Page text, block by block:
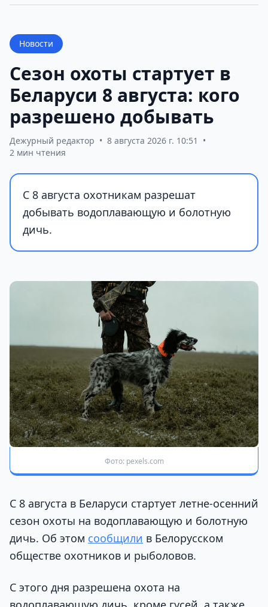
Новости
Сезон охоты стартует в
Беларуси 8 августа: кого
разрешено добывать
Дежурный редактор • 8 августа 2026 г. 10:51
•
2 мин чтения
С 8 августа охотникам разрешат
добывать водоплавающую и болотную
дичь.
Фото: pexels.com
С 8 августа в Беларуси стартует летне-осенний
сезон охоты на водоплавающую и болотную
дичь. Об этом сообщили в Белорусском
обществе охотников и рыболовов.
С этого дня разрешена охота на